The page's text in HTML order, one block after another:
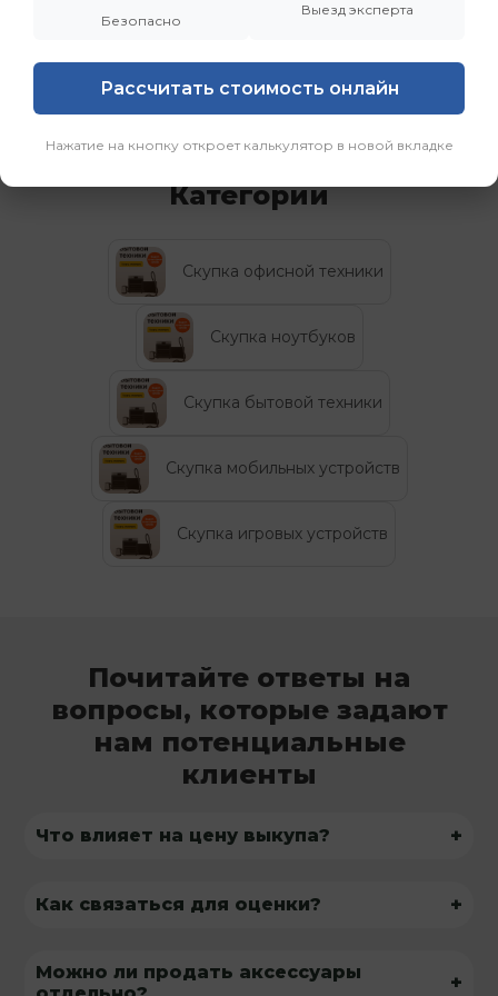
Цена по запросу
Категории
Скупка офисной техники
Скупка ноутбуков
Скупка бытовой техники
Скупка мобильных устройств
Скупка игровых устройств
Почитайте ответы на
вопросы, которые задают
нам потенциальные
клиенты
Что влияет на цену выкупа? +
Как связаться для оценки? +
Можно ли продать аксессуары
+
Безопасно
Выезд эксперта
Рассчитать стоимость онлайн
Нажатие на кнопку откроет калькулятор в новой вкладке